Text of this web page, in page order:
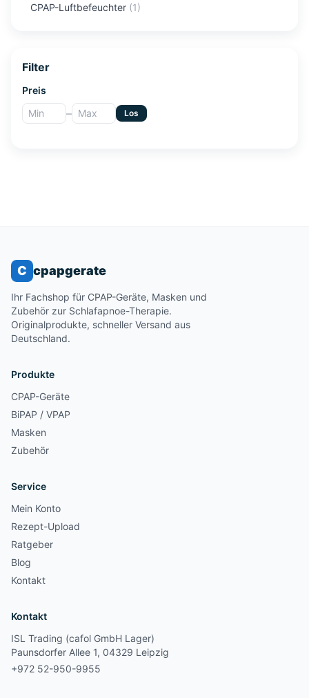
CPAP-Luftbefeuchter (1)
Filter
Preis
– Los
C cpapgerate
Ihr Fachshop für CPAP-Geräte, Masken und
Zubehör zur Schlafapnoe-Therapie.
Originalprodukte, schneller Versand aus
Deutschland.
Produkte
CPAP-Geräte
BiPAP / VPAP
Masken
Zubehör
Service
Mein Konto
Rezept-Upload
Ratgeber
Blog
Kontakt
Kontakt
ISL Trading (cafol GmbH Lager)
Paunsdorfer Allee 1, 04329 Leipzig
+972 52-950-9955